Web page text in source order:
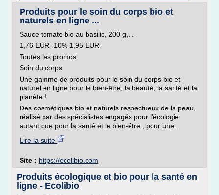
Produits pour le soin du corps bio et
naturels en ligne ...
Sauce tomate bio au basilic, 200 g,...
1,76 EUR -10% 1,95 EUR
Toutes les promos
Soin du corps
Une gamme de produits pour le soin du corps bio et
naturel en ligne pour le bien-être, la beauté, la santé et la
planète !
Des cosmétiques bio et naturels respectueux de la peau,
réalisé par des spécialistes engagés pour l'écologie
autant que pour la santé et le bien-être , pour une...
Lire la suite
Site : https://ecolibio.com
Produits écologique et bio pour la santé en
ligne - Ecolibio